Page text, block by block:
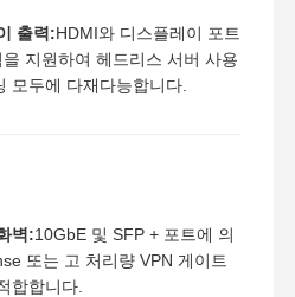
출력:HDMI와 디스플레이 포트
지원하여 헤드리스 서버 사용
모두에 다재다능합니다.
벽:10GbE 및 SFP + 포트에 의
또는 고 처리량 VPN 게이트
합합니다.